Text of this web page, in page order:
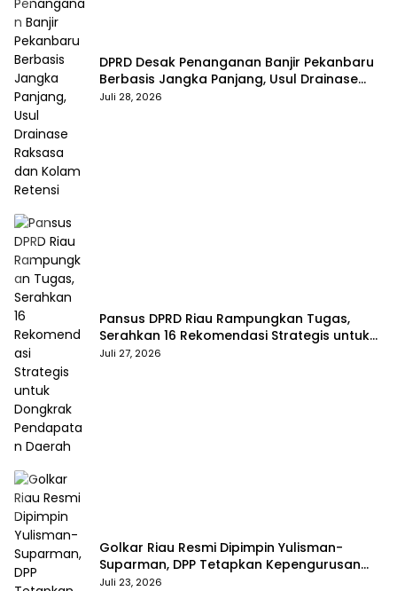
DPRD Desak Penanganan Banjir Pekanbaru
Berbasis Jangka Panjang, Usul Drainase
Raksasa dan Kolam Retensi
Juli 28, 2026
Pansus DPRD Riau Rampungkan Tugas,
Serahkan 16 Rekomendasi Strategis untuk
Dongkrak Pendapatan Daerah
Juli 27, 2026
Golkar Riau Resmi Dipimpin Yulisman-
Suparman, DPP Tetapkan Kepengurusan
Baru 2025–2030
Juli 23, 2026